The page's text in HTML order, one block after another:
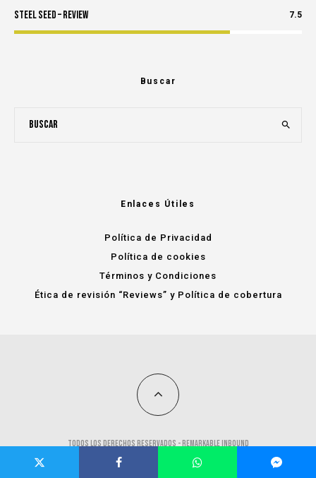
Steel Seed – Review 7.5
Buscar
Enlaces Útiles
Política de Privacidad
Política de cookies
Términos y Condiciones
Ética de revisión “Reviews” y Política de cobertura
Todos los derechos reservados - remarkable inbound